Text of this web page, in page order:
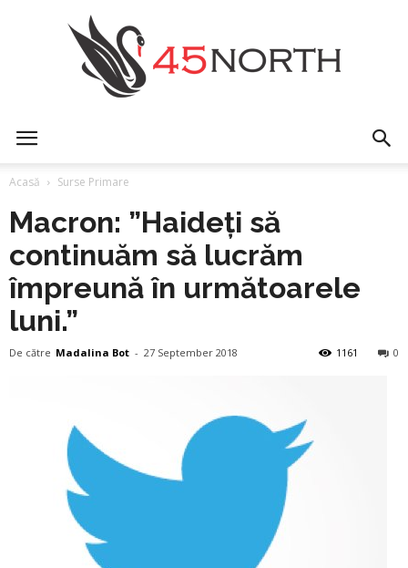
Acasă Surse Primare
Macron: ”Haideți să
continuăm să lucrăm
împreună în următoarele
luni.”
De către Madalina Bot - 27 September 2018 0
1161